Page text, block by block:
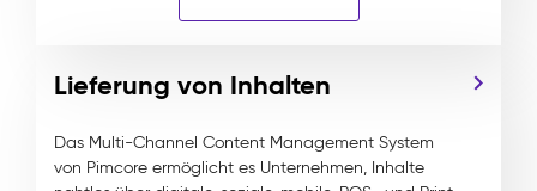
Lieferung von Inhalten
Das Multi-Channel Content Management System
von Pimcore ermöglicht es Unternehmen, Inhalte